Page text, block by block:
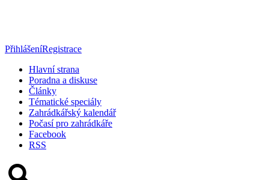
PřihlášeníRegistrace
Hlavní strana
Poradna a diskuse
Články
Tématické speciály
Zahrádkářský kalendář
Počasí pro zahrádkáře
Facebook
RSS